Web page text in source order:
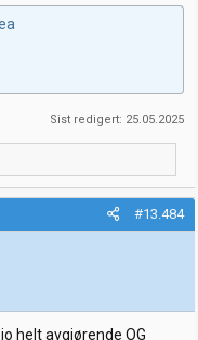
Sist redigert: 25.05.2025
#13.484
helt avgjørende OG